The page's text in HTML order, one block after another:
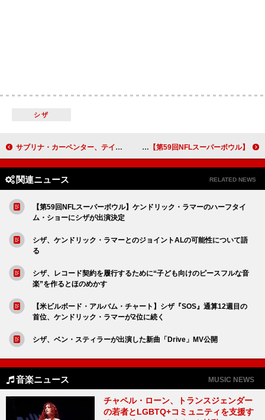
シザ
サブリナ・カーペンター、テイラー／ビヨンセとのフィルム写真で【グラミー賞】を振り返る 【第59回NFLスーパーボウル】レディー・ガガ、被災者へ捧げる感動的な「Hold My Hand」のパフォーマンスを披露
関連ニュース RELATED NEWS
【第59回NFLスーパーボウル】ケンドリック・ラマーのハーフタイ
ム・ショーにシザが出演決定
シザ、ケンドリック・ラマーとのジョイントALの可能性について語
る
シザ、レコード契約を履行するために“子ども向けのピースフルな音
楽”を作るとほのめかす
【米ビルボード・アルバム・チャート】シザ『SOS』通算12週目の
首位、ケンドリック・ラマーが2位に続く
シザ、ベン・スティラーが出演した新曲「Drive」MV公開
音楽ニュース MUSIC NEWS
チャペル・ローン、トランスジェンダー
の若者とLGBTQ+コミュニティを支援す